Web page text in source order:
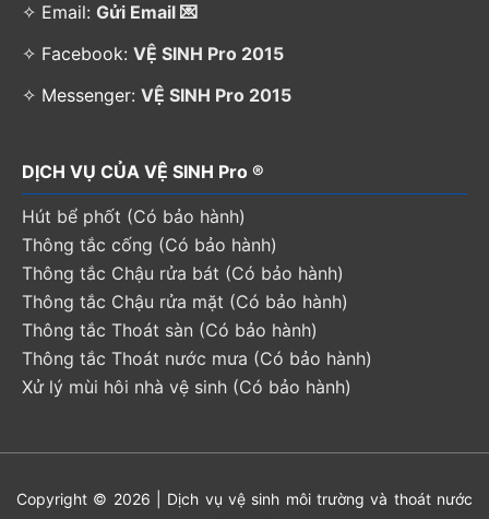
✧ Email: Gửi Email 💌
✧ Facebook: VỆ SINH Pro 2015
✧ Messenger: VỆ SINH Pro 2015
DỊCH VỤ CỦA VỆ SINH Pro ®
Hút bể phốt (Có bảo hành)
Thông tắc cống (Có bảo hành)
Thông tắc Chậu rửa bát (Có bảo hành)
Thông tắc Chậu rửa mặt (Có bảo hành)
Thông tắc Thoát sàn (Có bảo hành)
Thông tắc Thoát nước mưa (Có bảo hành)
Xử lý mùi hôi nhà vệ sinh (Có bảo hành)
Copyright © 2026 | Dịch vụ vệ sinh môi trường và thoát nước